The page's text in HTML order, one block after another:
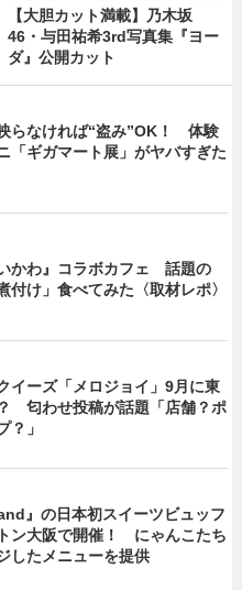
【大胆カット満載】乃木坂
46・与田祐希3rd写真集『ヨー
ダ』公開カット
らなければ“盗み”OK！ 体験
「ギガマート展」がヤバすぎた
いかわ』コラボカフェ 話題の
付け」食べてみた〈取材レポ〉
イーズ「メロジョイ」9月に東
匂わせ投稿が話題「店舗？ポ
？」
』の日本初スイーツビュッフ
ン大阪で開催！ にゃんこたち
したメニューを提供